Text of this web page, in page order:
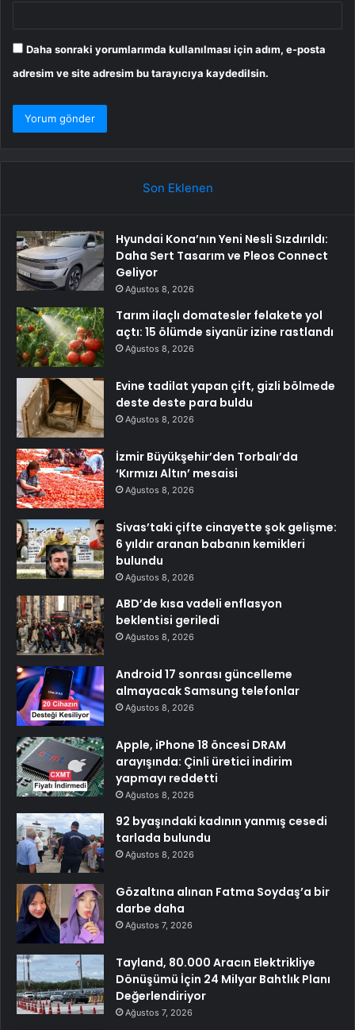
Daha sonraki yorumlarımda kullanılması için adım, e-posta
adresim ve site adresim bu tarayıcıya kaydedilsin.
Son Eklenen
Hyundai Kona’nın Yeni Nesli Sızdırıldı:
Daha Sert Tasarım ve Pleos Connect
Geliyor
Ağustos 8, 2026
Tarım ilaçlı domatesler felakete yol
açtı: 15 ölümde siyanür izine rastlandı
Ağustos 8, 2026
Evine tadilat yapan çift, gizli bölmede
deste deste para buldu
Ağustos 8, 2026
İzmir Büyükşehir’den Torbalı’da
‘Kırmızı Altın’ mesaisi
Ağustos 8, 2026
Sivas’taki çifte cinayette şok gelişme:
6 yıldır aranan babanın kemikleri
bulundu
Ağustos 8, 2026
ABD’de kısa vadeli enflasyon
beklentisi geriledi
Ağustos 8, 2026
Android 17 sonrası güncelleme
almayacak Samsung telefonlar
Ağustos 8, 2026
Apple, iPhone 18 öncesi DRAM
arayışında: Çinli üretici indirim
yapmayı reddetti
Ağustos 8, 2026
92 byaşındaki kadının yanmış cesedi
tarlada bulundu
Ağustos 8, 2026
Gözaltına alınan Fatma Soydaş’a bir
darbe daha
Ağustos 7, 2026
Tayland, 80.000 Aracın Elektrikliye
Dönüşümü İçin 24 Milyar Bahtlık Planı
Değerlendiriyor
Ağustos 7, 2026